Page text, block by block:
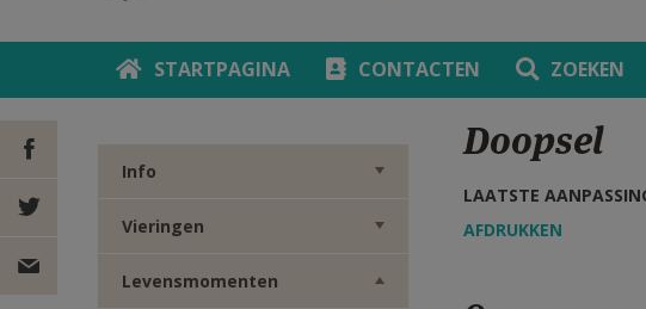
STARTPAGINA CONTACTEN ZOEKEN
DEEL OP
FACEBOOK
DEEL OP
Info
Vieringen
Levensmomenten
Doopsel
LAATSTE
AFDRUKKEN